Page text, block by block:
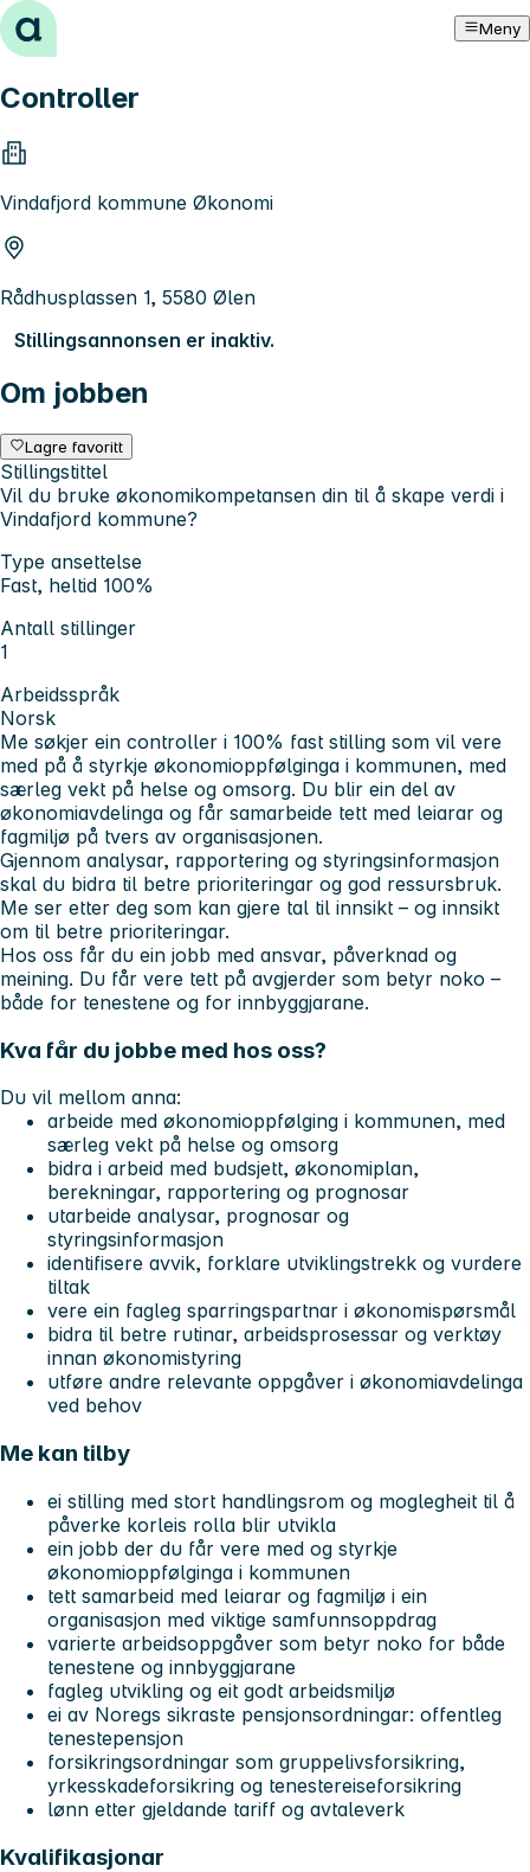
Hopp til innhold Meny
Controller
Vindafjord kommune Økonomi
Rådhusplassen 1, 5580 Ølen
Stillingsannonsen er inaktiv.
Om jobben
Lagre favoritt
Stillingstittel
Vil du bruke økonomikompetansen din til å skape verdi i
Vindafjord kommune?
Type ansettelse
Fast, heltid 100%
Antall stillinger
1
Arbeidsspråk
Norsk
Me søkjer ein controller i 100% fast stilling som vil vere
med på å styrkje økonomioppfølginga i kommunen, med
særleg vekt på helse og omsorg. Du blir ein del av
økonomiavdelinga og får samarbeide tett med leiarar og
fagmiljø på tvers av organisasjonen.
Gjennom analysar, rapportering og styringsinformasjon
skal du bidra til betre prioriteringar og god ressursbruk.
Me ser etter deg som kan gjere tal til innsikt – og innsikt
om til betre prioriteringar.
Hos oss får du ein jobb med ansvar, påverknad og
meining. Du får vere tett på avgjerder som betyr noko –
både for tenestene og for innbyggjarane.
Kva får du jobbe med hos oss?
Du vil mellom anna:
arbeide med økonomioppfølging i kommunen, med
særleg vekt på helse og omsorg
bidra i arbeid med budsjett, økonomiplan,
berekningar, rapportering og prognosar
utarbeide analysar, prognosar og
styringsinformasjon
identifisere avvik, forklare utviklingstrekk og vurdere
tiltak
vere ein fagleg sparringspartnar i økonomispørsmål
bidra til betre rutinar, arbeidsprosessar og verktøy
innan økonomistyring
utføre andre relevante oppgåver i økonomiavdelinga
ved behov
Me kan tilby
ei stilling med stort handlingsrom og moglegheit til å
påverke korleis rolla blir utvikla
ein jobb der du får vere med og styrkje
økonomioppfølginga i kommunen
tett samarbeid med leiarar og fagmiljø i ein
organisasjon med viktige samfunnsoppdrag
varierte arbeidsoppgåver som betyr noko for både
tenestene og innbyggjarane
fagleg utvikling og eit godt arbeidsmiljø
ei av Noregs sikraste pensjonsordningar: offentleg
tenestepensjon
forsikringsordningar som gruppelivsforsikring,
yrkesskadeforsikring og tenestereiseforsikring
lønn etter gjeldande tariff og avtaleverk
Kvalifikasjonar